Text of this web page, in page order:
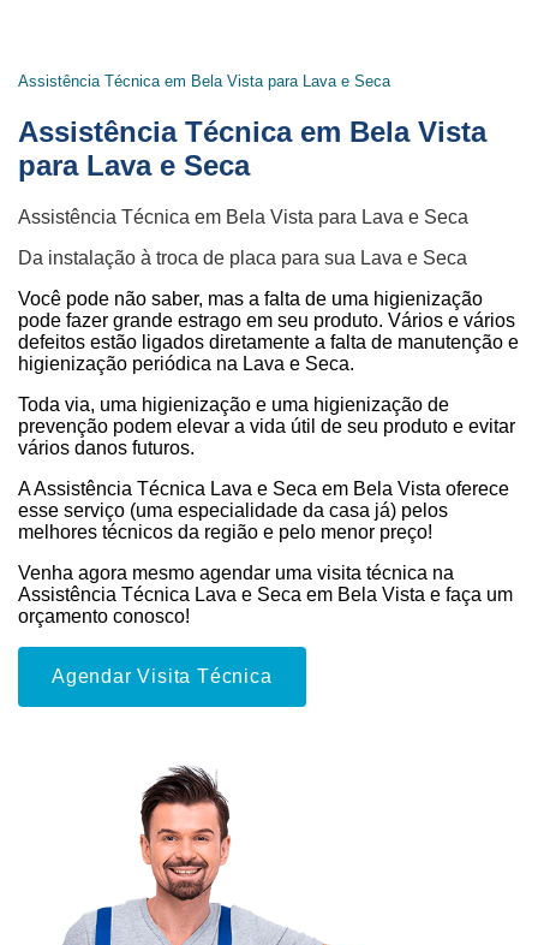
Assistência Técnica em Bela Vista para Lava e Seca
Assistência Técnica em Bela Vista
para Lava e Seca
Assistência Técnica em Bela Vista para Lava e Seca
Da instalação à troca de placa para sua Lava e Seca
Você pode não saber, mas a falta de uma higienização
pode fazer grande estrago em seu produto. Vários e vários
defeitos estão ligados diretamente a falta de manutenção e
higienização periódica na Lava e Seca.
Toda via, uma higienização e uma higienização de
prevenção podem elevar a vida útil de seu produto e evitar
vários danos futuros.
A Assistência Técnica Lava e Seca em Bela Vista oferece
esse serviço (uma especialidade da casa já) pelos
melhores técnicos da região e pelo menor preço!
Venha agora mesmo agendar uma visita técnica na
Assistência Técnica Lava e Seca em Bela Vista e faça um
orçamento conosco!
Agendar Visita Técnica